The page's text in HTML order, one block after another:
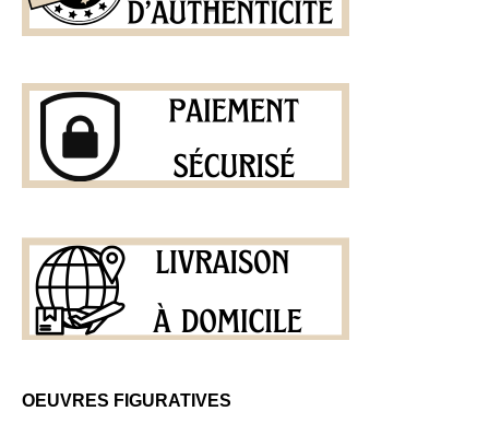
OEUVRES FIGURATIVES